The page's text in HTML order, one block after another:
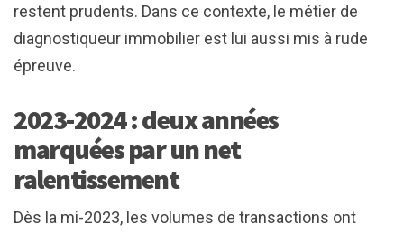
restent prudents. Dans ce contexte, le métier de
diagnostiqueur immobilier est lui aussi mis à rude
épreuve.
2023-2024 : deux années
marquées par un net
ralentissement
Dès la mi-2023, les volumes de transactions ont